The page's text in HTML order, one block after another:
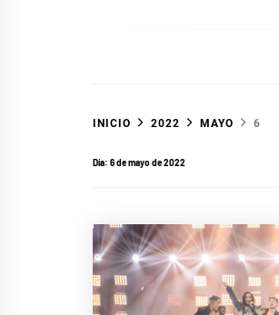
INICIO 2022 MAYO 6
Día: 6 de mayo de 2022